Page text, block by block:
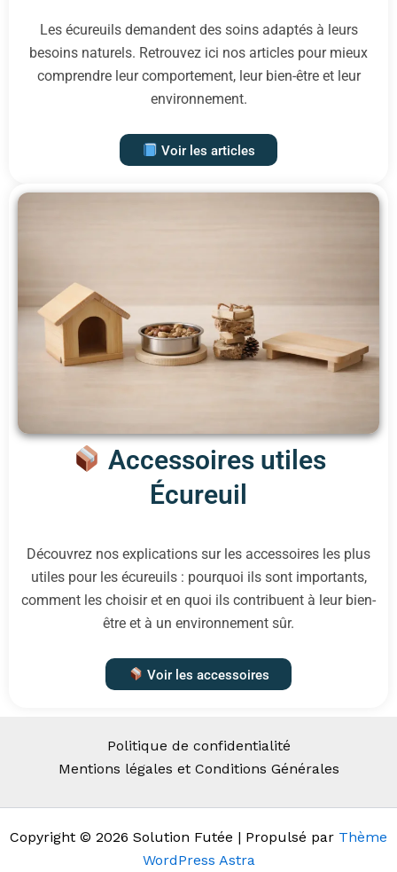
Les écureuils demandent des soins adaptés à leurs
besoins naturels. Retrouvez ici nos articles pour mieux
comprendre leur comportement, leur bien-être et leur
environnement.
Voir les articles
Accessoires utiles
Écureuil
Découvrez nos explications sur les accessoires les plus
utiles pour les écureuils : pourquoi ils sont importants,
comment les choisir et en quoi ils contribuent à leur bien-
être et à un environnement sûr.
Voir les accessoires
Politique de confidentialité
Mentions légales et Conditions Générales
Copyright © 2026 Solution Futée | Propulsé par Thème
WordPress Astra